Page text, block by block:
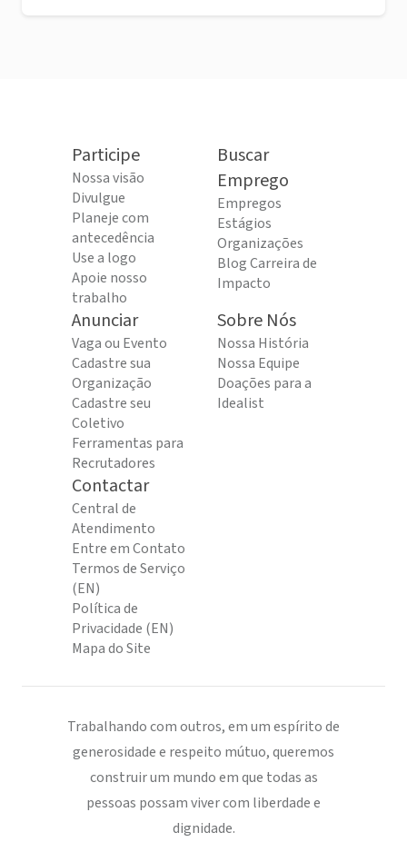
Participe
Nossa visão
Divulgue
Planeje com
antecedência
Use a logo
Apoie nosso
trabalho
Buscar
Emprego
Empregos
Estágios
Organizações
Blog Carreira de
Impacto
Anunciar
Vaga ou Evento
Cadastre sua
Organização
Cadastre seu
Coletivo
Ferramentas para
Recrutadores
Sobre Nós
Nossa História
Nossa Equipe
Doações para a
Idealist
Contactar
Central de
Atendimento
Entre em Contato
Termos de Serviço
(EN)
Política de
Privacidade (EN)
Mapa do Site
Trabalhando com outros, em um espírito de
generosidade e respeito mútuo, queremos
construir um mundo em que todas as
pessoas possam viver com liberdade e
dignidade.